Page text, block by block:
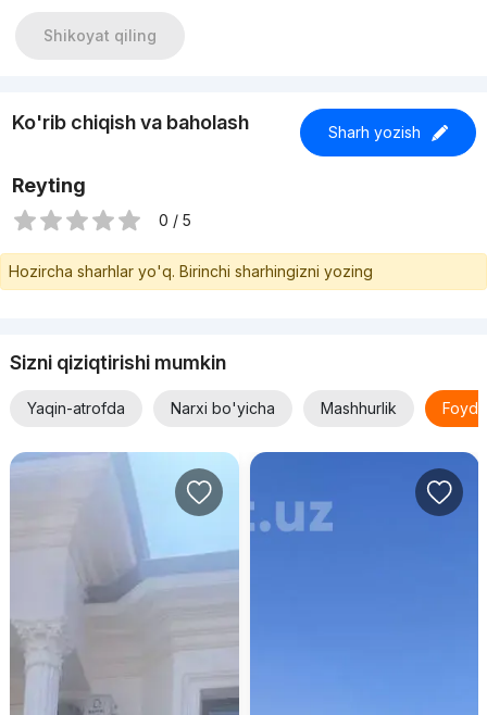
Shikoyat qiling
Ko'rib chiqish va baholash Sharh yozish
Reyting
0 / 5
Hozircha sharhlar yo'q. Birinchi sharhingizni yozing
Sizni qiziqtirishi mumkin
Yaqin-atrofda Narxi bo'yicha Mashhurlik